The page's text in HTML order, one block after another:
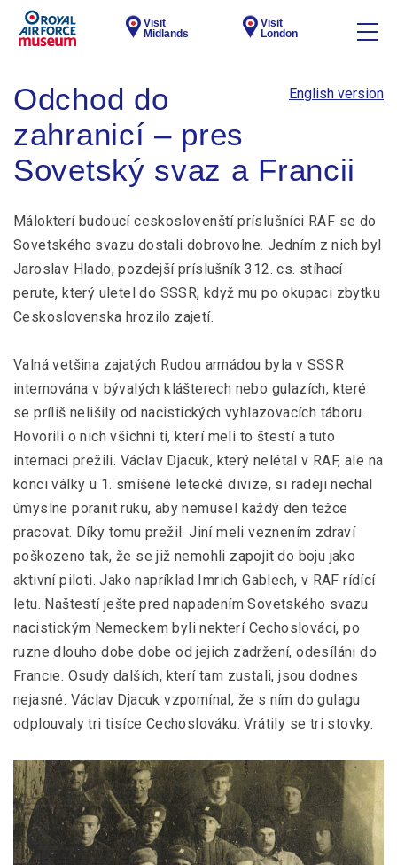
Visit
Midlands
Visit
London
English version
Odchod do
zahranicí – pres
Sovetský svaz a Francii
Málokterí budoucí ceskoslovenští príslušníci RAF se do
Sovetského svazu dostali dobrovolne. Jedním z nich byl
Jaroslav Hlado, pozdejší príslušník 312. cs. stíhací
perute, který uletel do SSSR, když mu po okupaci zbytku
Ceskoslovenska hrozilo zajetí.
Valná vetšina zajatých Rudou armádou byla v SSSR
internována v bývalých klášterech nebo gulazích, které
se príliš nelišily od nacistických vyhlazovacích táboru.
Hovorili o nich všichni ti, kterí meli to štestí a tuto
internaci prežili. Václav Djacuk, který nelétal v RAF, ale na
konci války u 1. smíšené letecké divize, si radeji nechal
úmyslne poranit ruku, aby nemusel každý den težce
pracovat. Díky tomu prežil. Jiní meli veznením zdraví
poškozeno tak, že se již nemohli zapojit do boju jako
aktivní piloti. Jako napríklad Imrich Gablech, v RAF rídící
letu. Naštestí ješte pred napadením Sovetského svazu
nacistickým Nemeckem byli nekterí Cechoslováci, po
ruzne dlouho dobe dobe od jejich zadržení, odesíláni do
Francie. Osudy dalších, kterí tam zustali, jsou dodnes
nejasné. Václav Djacuk vzpomínal, že s ním do gulagu
odplouvaly tri tisíce Cechoslováku. Vrátily se tri stovky.